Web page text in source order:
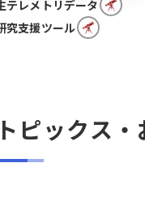
テレメトリデータ
究支援ツール
トピックス